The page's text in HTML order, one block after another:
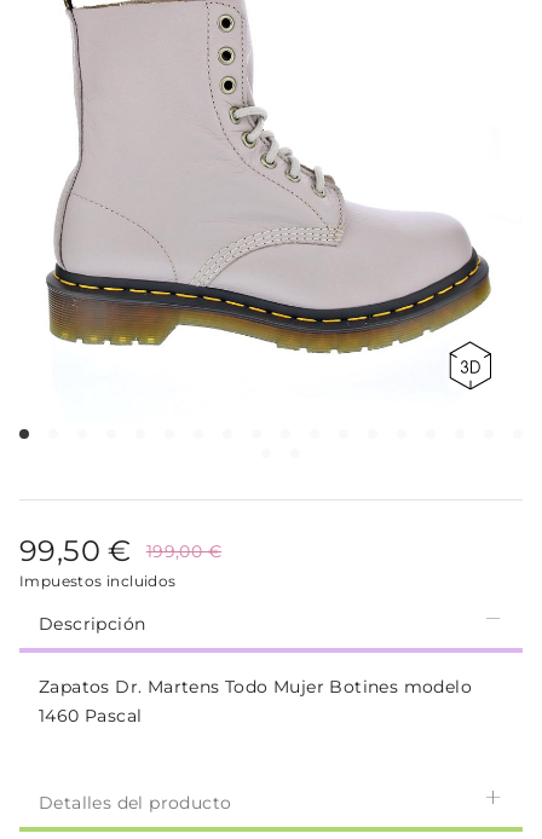
99,50 € 199,00 €
Impuestos incluidos
Descripción
Zapatos Dr. Martens Todo Mujer Botines modelo
1460 Pascal
Detalles del producto